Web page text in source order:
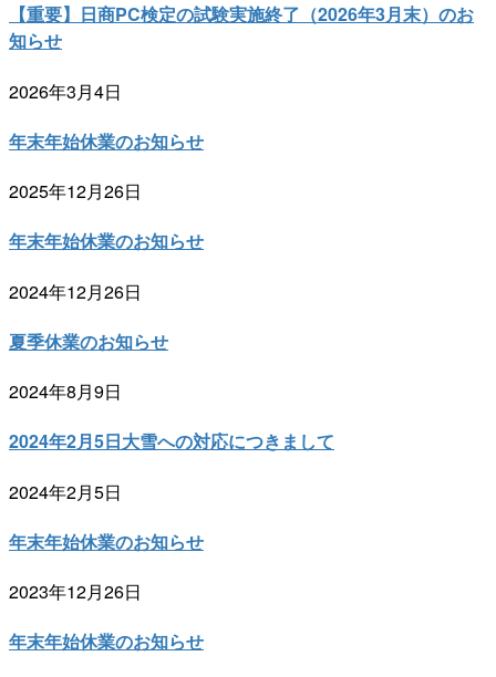
【重要】日商PC検定の試験実施終了（2026年3月末）のお
知らせ
2026年3月4日
年末年始休業のお知らせ
2025年12月26日
年末年始休業のお知らせ
2024年12月26日
夏季休業のお知らせ
2024年8月9日
2024年2月5日大雪への対応につきまして
2024年2月5日
年末年始休業のお知らせ
2023年12月26日
年末年始休業のお知らせ